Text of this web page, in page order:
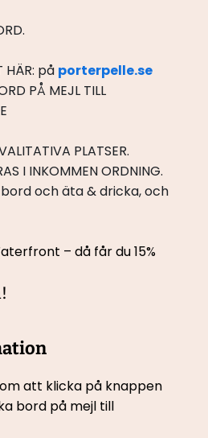
HÄR: på porterpelle.se
PÅ MEJL TILL
PLATSER.
I INKOMMEN ORDNING.
och äta & dricka, och
– då får du 15%
att klicka på knappen
bord på mejl till